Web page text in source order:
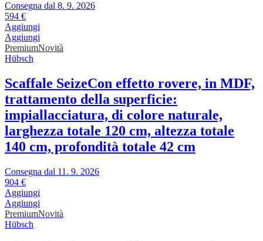
Consegna dal 8. 9. 2026
594 €
Aggiungi
Aggiungi
PremiumNovità
Hübsch
Scaffale SeizeCon effetto rovere, in MDF,
trattamento della superficie:
impiallacciatura, di colore naturale,
larghezza totale 120 cm, altezza totale
140 cm, profondità totale 42 cm
Consegna dal 11. 9. 2026
904 €
Aggiungi
Aggiungi
PremiumNovità
Hübsch